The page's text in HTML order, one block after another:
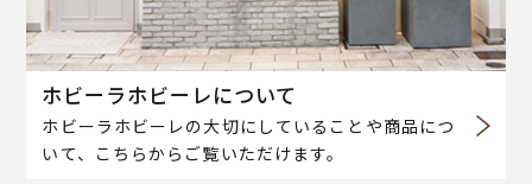
ホビーラホビーレについて
ホビーラホビーレの大切にしていることや商品につ
いて、こちらからご覧いただけます。